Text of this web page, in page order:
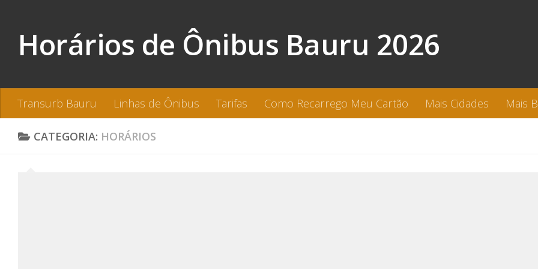
Horários de Ônibus Bauru 2026
Transurb Bauru Linhas de Ônibus Tarifas Como Recarrego Meu Cartão Mais Cidades Mais
CATEGORIA: HORÁRIOS